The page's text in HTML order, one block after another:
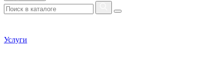
Услуги